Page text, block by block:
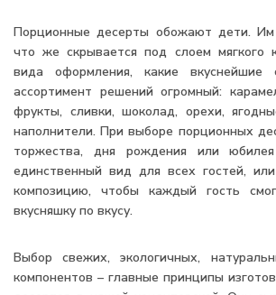
Порционные десерты обожают дети. Им
что же скрывается под слоем мягкого
вида оформления, какие вкуснейшие
ассортимент решений огромный:
фрукты, сливки, шоколад, орехи,
наполнители. При выборе порционных
торжества, дня рождения или
единственный вид для всех гостей,
композицию, чтобы каждый гость
вкусняшку по вкусу.
Выбор свежих, экологичных,
компонентов – главные принципы